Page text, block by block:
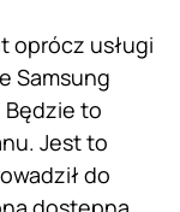
oprócz usługi
Samsung
Będzie to
Jest to
do